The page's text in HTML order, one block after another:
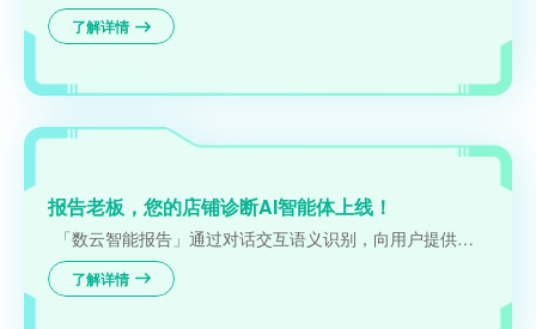
了解详情
报告老板，您的店铺诊断AI智能体上线！
「数云智能报告」通过对话交互语义识别，向用户提供个性化店铺诊断、关键指标分析，以及智能化策略建议、自动化运营落地等一站式服务，实现“分析-策略-行动”的诊断闭环，全方位提升店铺经营的科学性和精准度。
了解详情